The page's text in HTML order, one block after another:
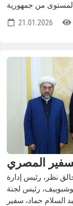
21.01.2026
المصري
نظر، رئيس إدارة
رئيس لجنة
السلام حماد، سفير